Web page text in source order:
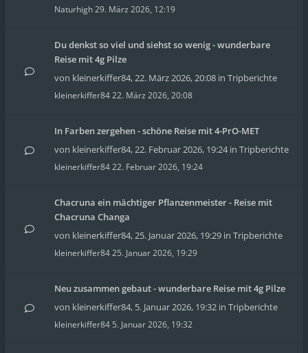
Naturhigh29. März 2026, 12:19
Du denkst so viel und siehst so wenig - wunderbare
Reise mit 4g Pilze
von kleinerkiffer84,22. März 2026, 20:08 in Tripberichte
kleinerkiffer8422. März 2026, 20:08
In Farben zergehen - schöne Reise mit 4-PrO-MET
von kleinerkiffer84,22. Februar 2026, 19:24in Tripberichte
kleinerkiffer8422. Februar 2026, 19:24
Chacruna ein mächtiger Pflanzenmeister - Reise mit
Chacruna Changa
von kleinerkiffer84,25. Januar 2026, 19:29 in Tripberichte
kleinerkiffer8425. Januar 2026, 19:29
Neu zusammen gebaut - wunderbare Reise mit 4g Pilze
von kleinerkiffer84, 5. Januar 2026, 19:32 in Tripberichte
kleinerkiffer84 5. Januar 2026, 19:32